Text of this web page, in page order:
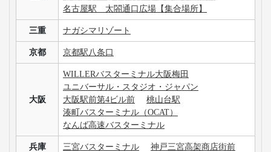
名古屋駅 太閤通口広場【集合場所】
三重 ナガシマリゾート
京都 京都駅八条口
大阪
WILLERバスターミナル大阪梅田
ユニバーサル・スタジオ・ジャパン
大阪駅前第4ビル前
桃山台駅
湊町バスターミナル（OCAT）
なんば高速バスターミナル
兵庫 三宮バスターミナル 神戸三宮高架商店街前